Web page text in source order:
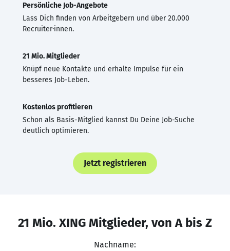
Persönliche Job-Angebote
Lass Dich finden von Arbeitgebern und über 20.000
Recruiter·innen.
21 Mio. Mitglieder
Knüpf neue Kontakte und erhalte Impulse für ein
besseres Job-Leben.
Kostenlos profitieren
Schon als Basis-Mitglied kannst Du Deine Job-Suche
deutlich optimieren.
Jetzt registrieren
21 Mio. XING Mitglieder, von A bis Z
Nachname: